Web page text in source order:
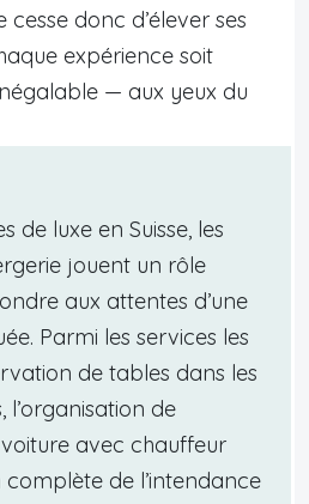
cesse donc d’élever ses
expérience soit
— aux yeux du
de luxe en Suisse, les
jouent un rôle
aux attentes d’une
Parmi les services les
de tables dans les
l’organisation de
avec chauffeur
de l’intendance